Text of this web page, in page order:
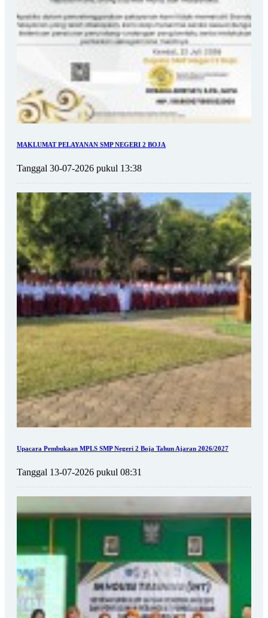
MAKLUMAT PELAYANAN SMP NEGERI 2 BOJA
Tanggal 30-07-2026 pukul 13:38
Upacara Pembukaan MPLS SMP Negeri 2 Boja Tahun Ajaran 2026/2027
Tanggal 13-07-2026 pukul 08:31